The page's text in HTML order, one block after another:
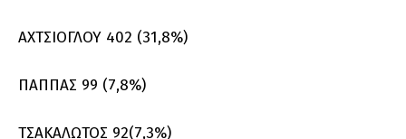
ΑΧΤΣΙΟΓΛΟΥ 402 (31,8%)
ΠΑΠΠΑΣ 99 (7,8%)
ΤΣΑΚΑΛΩΤΟΣ 92(7,3%)